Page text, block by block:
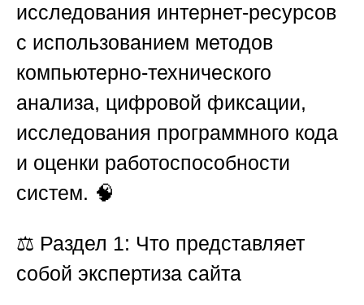
исследования интернет-ресурсов
с использованием методов
компьютерно-технического
анализа, цифровой фиксации,
исследования программного кода
и оценки работоспособности
систем. 🧠
⚖️ Раздел 1: Что представляет
собой экспертиза сайта